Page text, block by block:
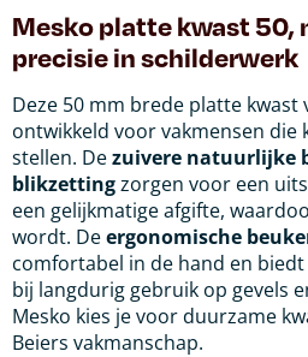
Mesko platte kwast 50,
precisie in schilderwerk
Deze 50 mm brede platte kwast
ontwikkeld voor vakmensen die
stellen. Dezuivere natuurlijke
blikzettingzorgen voor een
een gelijkmatige afgifte,
wordt. Deergonomische
comfortabel in de hand en
bij langdurig gebruik op gevels
Mesko kies je voor duurzame
Beiers vakmanschap.